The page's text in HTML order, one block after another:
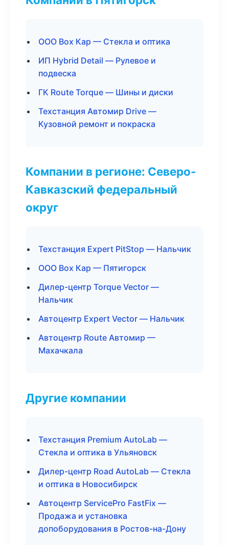
ООО Box Кар — Стекла и оптика
ИП Hybrid Detail — Рулевое и
подвеска
ГК Route Torque — Шины и диски
Техстанция Автомир Drive —
Кузовной ремонт и покраска
Компании в регионе: Северо-
Кавказский федеральный
округ
Техстанция Expert PitStop — Нальчик
ООО Box Кар — Пятигорск
Дилер-центр Torque Vector —
Нальчик
Автоцентр Expert Vector — Нальчик
Автоцентр Route Автомир —
Махачкала
Другие компании
Техстанция Premium AutoLab —
Стекла и оптика в Ульяновск
Дилер-центр Road AutoLab — Стекла
и оптика в Новосибирск
Автоцентр ServicePro FastFix —
Продажа и установка
допоборудования в Ростов-на-Дону